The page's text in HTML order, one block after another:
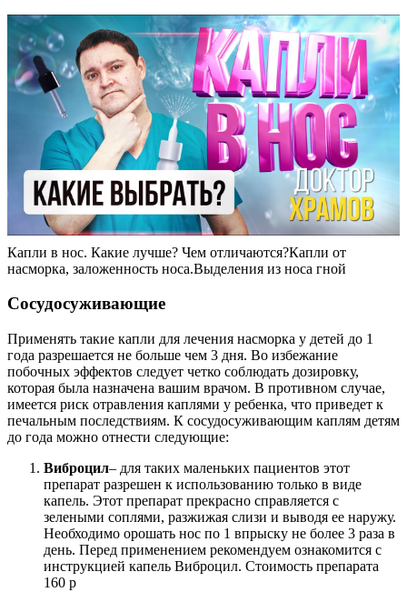
Капли в нос. Какие лучше? Чем отличаются?Капли от
насморка, заложенность носа.Выделения из носа гной
Сосудосуживающие
Применять такие капли для лечения насморка у детей до 1
года разрешается не больше чем 3 дня. Во избежание
побочных эффектов следует четко соблюдать дозировку,
которая была назначена вашим врачом. В противном случае,
имеется риск отравления каплями у ребенка, что приведет к
печальным последствиям. К сосудосуживающим каплям детям
до года можно отнести следующие:
Виброцил– для таких маленьких пациентов этот
препарат разрешен к использованию только в виде
капель. Этот препарат прекрасно справляется с
зелеными соплями, разжижая слизи и выводя ее наружу.
Необходимо орошать нос по 1 впрыску не более 3 раза в
день. Перед применением рекомендуем ознакомится с
инструкцией капель Виброцил. Стоимость препарата
160 р